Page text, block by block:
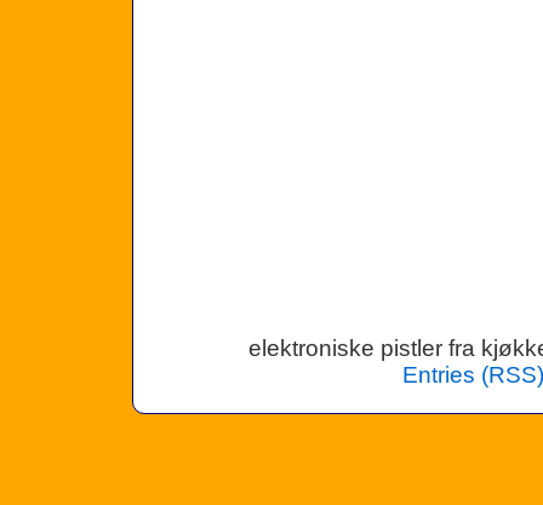
elektroniske pistler fra
Entries (RSS)